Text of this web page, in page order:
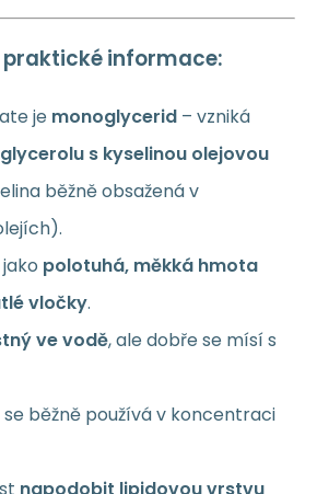
praktické informace:
je monoglycerid – vzniká
s kyselinou olejovou
běžně obsažená v
polotuhá, měkká hmota
vločky.
ve vodě, ale dobře se mísí s
běžně používá v koncentraci
napodobit lipidovou vrstvu